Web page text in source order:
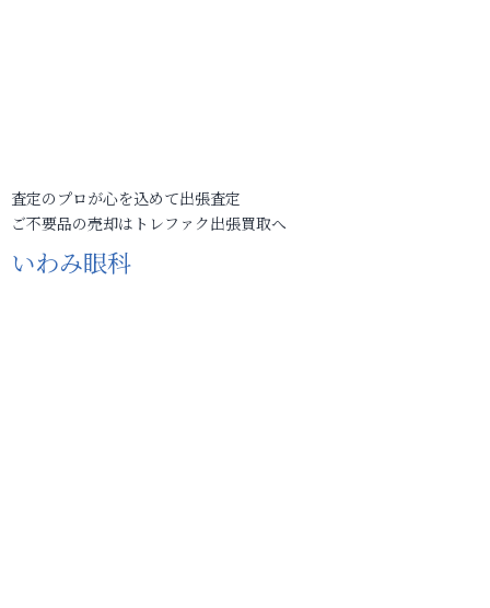
査定のプロが心を込めて出張査定
ご不要品の売却はトレファク出張買取へ
いわみ眼科